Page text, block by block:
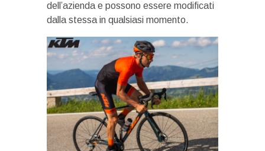
dell’azienda e possono essere modificati
dalla stessa in qualsiasi momento.